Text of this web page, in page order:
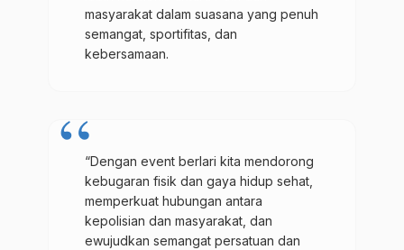
masyarakat dalam suasana yang penuh
semangat, sportifitas, dan
kebersamaan.
“Dengan event berlari kita mendorong
kebugaran fisik dan gaya hidup sehat,
memperkuat hubungan antara
kepolisian dan masyarakat, dan
ewujudkan semangat persatuan dan